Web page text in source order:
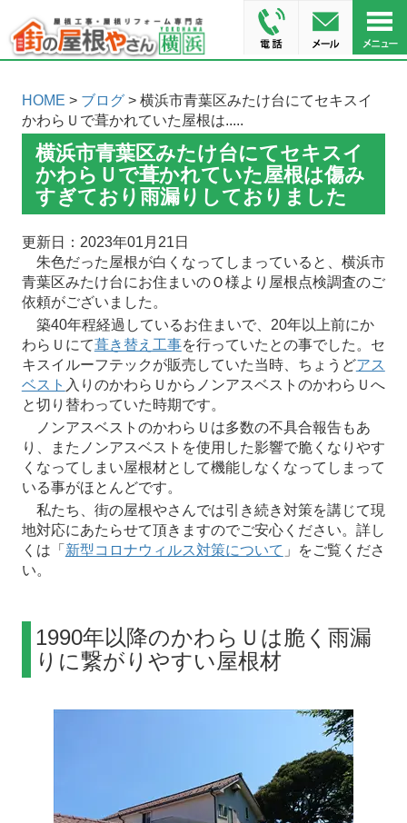
HOME > ブログ> 横浜市青葉区みたけ台にてセキスイ
かわらＵで葺かれていた屋根は.....
横浜市青葉区みたけ台にてセキスイ
かわらＵで葺かれていた屋根は傷み
すぎており雨漏りしておりました
更新日：2023年01月21日
朱色だった屋根が白くなってしまっていると、横浜市
青葉区みたけ台にお住まいのＯ様より屋根点検調査のご
依頼がございました。
築40年程経過しているお住まいで、20年以上前にか
わらＵにて葺き替え工事を行っていたとの事でした。セ
キスイルーフテックが販売していた当時、ちょうどアス
ベスト 入りのかわらＵからノンアスベストのかわらＵへ
と切り替わっていた時期です。
ノンアスベストのかわらＵは多数の不具合報告もあ
り、またノンアスベストを使用した影響で脆くなりやす
くなってしまい屋根材として機能しなくなってしまって
いる事がほとんどです。
私たち、街の屋根やさんでは引き続き対策を講じて現
地対応にあたらせて頂きますのでご安心ください。詳し
くは「 新型コロナウィルス対策について 」をご覧くださ
い。
1990年以降のかわらＵは脆く雨漏
りに繋がりやすい屋根材